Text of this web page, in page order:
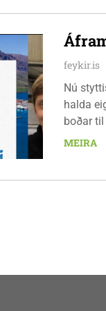
feykir.is
Nú
halda
boðar
MEIRA